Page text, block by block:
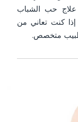
حب الشباب
إذا كنت تعاني من
متخصص.